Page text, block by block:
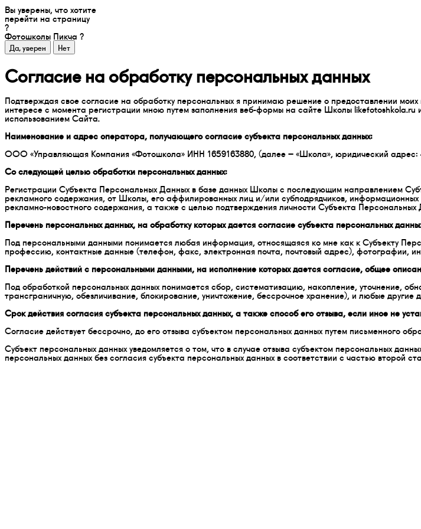
Вы уверены, что хотите
перейти на страницу
?
Фотошколы Пикча ?
Согласие на обработку персональных данных
Подтверждая свое согласие на обработку персональных я принимаю решение о предоставлении
интересе с момента регистрации мною путем заполнения веб-формы на сайте Школы
использованием Сайта.
Наименование и адрес оператора, получающего согласие субъекта персональных данных:
ООО «Управляющая Компания «Фотошкола» ИНН 1659163880, (далее – «Школа», юридический адрес:
Со следующей целью обработки персональных данных:
Регистрации Субъекта Персональных Данных в базе данных Школы с последующим направлением
рекламного содержания, от Школы, его аффилированных лиц и/или субподрядчиков,
рекламно-новостного содержания, а также с целью подтверждения личности Субъекта
Перечень персональных данных, на обработку которых дается согласие субъекта персональных
Под персональными данными понимается любая информация, относящаяся ко мне как к Субъекту
профессию, контактные данные (телефон, факс, электронная почта, почтовый адрес), фотографии,
Перечень действий с персональными данными, на исполнение которых дается согласие, общее
Под обработкой персональных данных понимается сбор, систематизацию, накопление, уточнение,
трансграничную, обезличивание, блокирование, уничтожение, бессрочное хранение), и любые
Срок действия согласия субъекта персональных данных, а также способ его отзыва, если иное не
Согласие действует бессрочно, до его отзыва субъектом персональных данных путем письменного
Субъект персональных данных уведомляется о том, что в случае отзыва субъектом персональных
персональных данных без согласия субъекта персональных данных в соответствии с частью